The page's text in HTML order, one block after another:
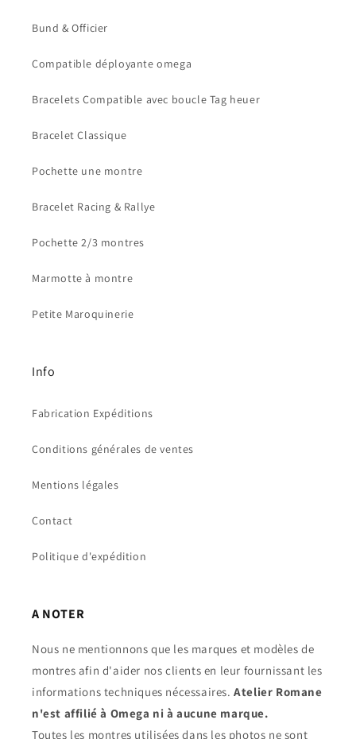
Bund & Officier
Compatible déployante omega
Bracelets Compatible avec boucle Tag heuer
Bracelet Classique
Pochette une montre
Bracelet Racing & Rallye
Pochette 2/3 montres
Marmotte à montre
Petite Maroquinerie
Info
Fabrication Expéditions
Conditions générales de ventes
Mentions légales
Contact
Politique d'expédition
A NOTER
Nous ne mentionnons que les marques et modèles de
montres afin d'aider nos clients en leur fournissant les
informations techniques nécessaires. Atelier Romane
n'est affilié à Omega ni à aucune marque.
Toutes les montres utilisées dans les photos ne sont